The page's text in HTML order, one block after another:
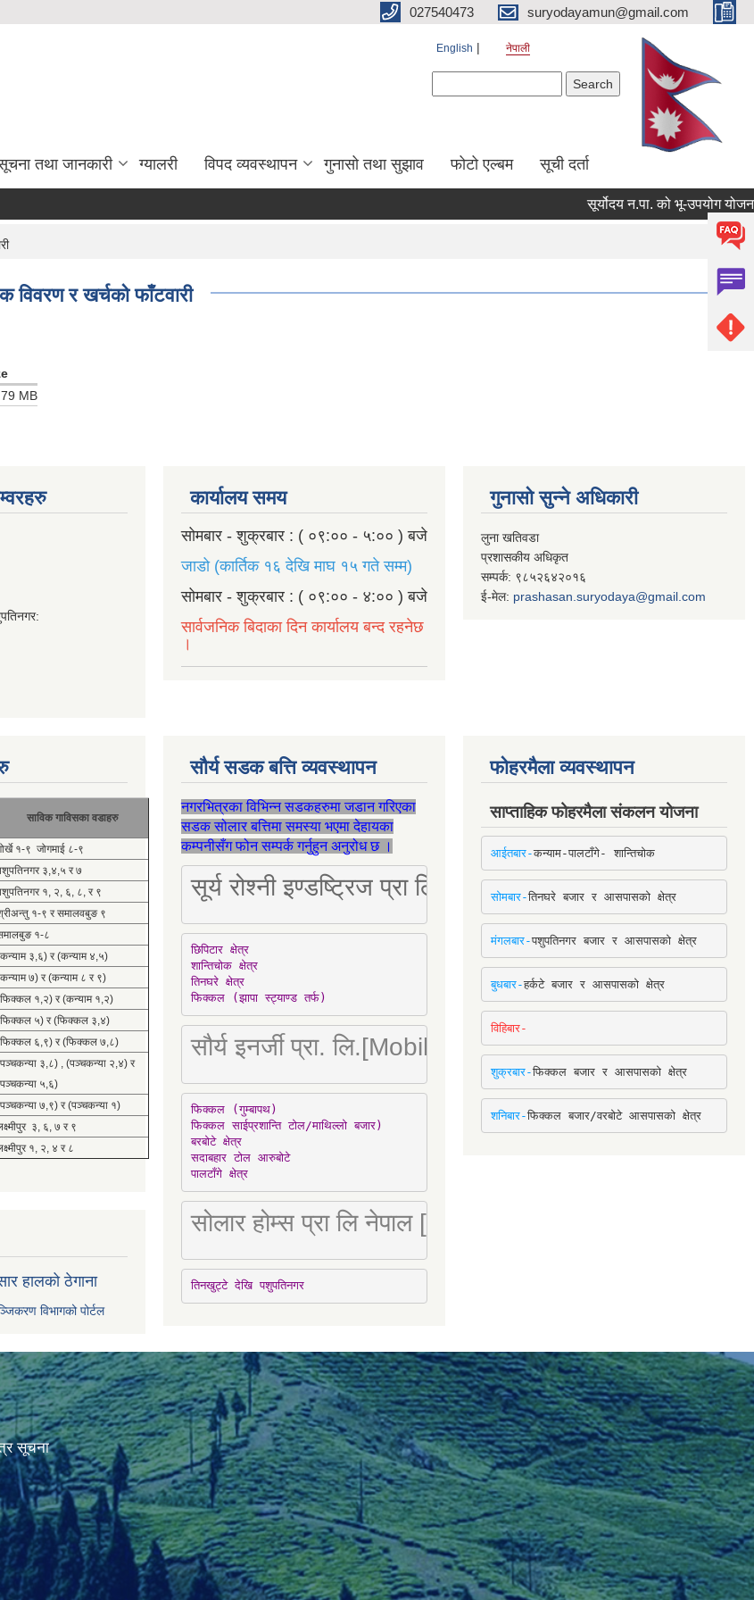
027540473 suryodayamun@gmail.com
English नेपाली
तथा जानकारी ग्यालरी विपद व्यवस्थापन गुनासो तथा सुझाव फोटो एल्बम सूची दर्ता
सूर्योदय न.पा. को भू-उपयोग योजना
र खर्चको फाँटवारी
MB
कार्यालय समय
सोमबार - शुक्रबार : ( ०९:०० - ५:०० ) बजे
जाडो (कार्तिक १६ देखि माघ १५ गते सम्म)
सोमबार - शुक्रबार : ( ०९:०० - ४:०० ) बजे
सार्वजनिक बिदाका दिन कार्यालय बन्द रहनेछ
।
गुनासो सुन्ने अधिकारी
लुना खतिवडा
प्रशासकीय अधिकृत
सम्पर्क: ९८५२६४२०१६
ई-मेल: prashasan.suryodaya@gmail.com
साविक गाविसका वडाहरु
१-९ जोगमाई ८-९
३,४,५ र ७
१, २, ६, ८, र ९
१-९ र समालवबुङ ९
१-८
३,६) र (कन्याम ४,५)
७) र (कन्याम ८ र ९)
१,२) र (कन्याम १,२)
५) र (फिक्कल ३,४)
६,९) र (फिक्कल ७,८)
३,८) , (पञ्चकन्या २,४) र
५,६)
७,९) र (पञ्चकन्या १)
३, ६, ७ र ९
१, २, ४ र ८
हालको ठेगाना
विभागको पोर्टल
सौर्य सडक बत्ति व्यवस्थापन
नगरभित्रका विभिन्न सडकहरुमा जडान गरिएका
सडक सोलार बत्तिमा समस्या भएमा देहायका
कम्पनीसँग फोन सम्पर्क गर्नुहुन अनुरोध छ ।
सूर्य रोश्नी इण्डष्ट्रिज प्रा लि [Mobile: 9851034034]
छिपिटार क्षेत्र
शान्तिचोक क्षेत्र
तिनघरे क्षेत्र
फिक्कल (झापा स्ट्याण्ड तर्फ)
सौर्य इनर्जी प्रा. लि.[Mobile : 9842780266]
फिक्कल (गुम्बापथ)
फिक्कल साईप्रशान्ति टोल/माथिल्लो बजार)
बरबोटे क्षेत्र
सदाबहार टोल आरुबोटे
पालटाँगे क्षेत्र
सोलार होम्स प्रा लि नेपाल [Mobile : 9851066274]
तिनखुट्टे देखि पशुपतिनगर
फोहरमैला व्यवस्थापन
साप्ताहिक फोहरमैला संकलन योजना
आईतबार-कन्याम-पालटाँगे- शान्तिचोक
सोमबार-तिनघरे बजार र आसपासको क्षेत्र
मंगलबार-पशुपतिनगर बजार र आसपासको क्षेत्र
बुधबार-हर्कटे बजार र आसपासको क्षेत्र
विहिबार-
शुक्रबार-फिक्कल बजार र आसपासको क्षेत्र
शनिबार-फिक्कल बजार/वरबोटे आसपासको क्षेत्र
सूचना